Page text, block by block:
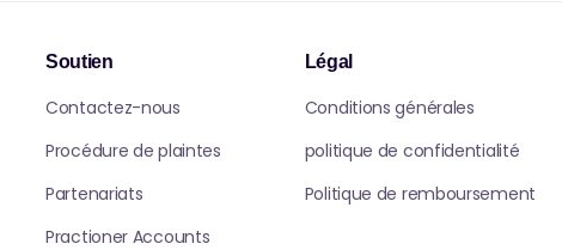
Soutien
Contactez-nous
Procédure de plaintes
Partenariats
Practioner Accounts
Légal
Conditions générales
politique de confidentialité
Politique de remboursement